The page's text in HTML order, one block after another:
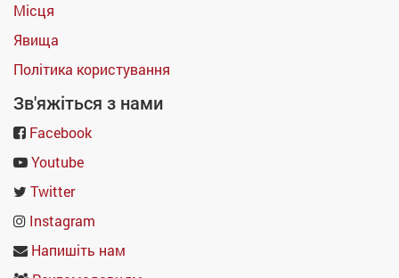
Місця
Явища
Політика користування
Зв'яжіться з нами
Facebook
Youtube
Twitter
Instagram
Напишіть нам